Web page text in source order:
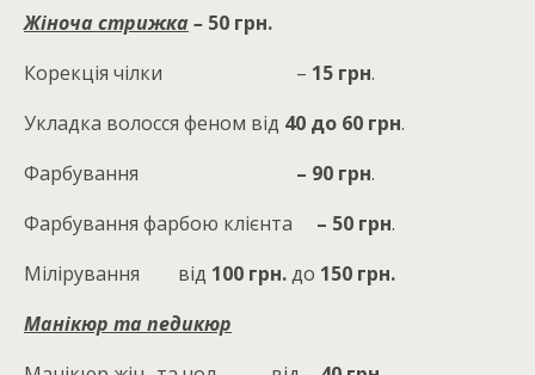
Жіноча стрижка – 50 грн.
Корекція чілки – 15 грн.
Укладка волосся феном від 40 до 60 грн.
Фарбування – 90 грн.
Фарбування фарбою клієнта – 50 грн.
Мілірування від 100 грн.до 150 грн.
Манікюр та педикюр